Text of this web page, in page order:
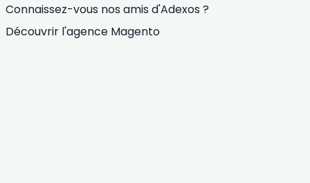
Connaissez-vous nos amis d'Adexos ?
Découvrir l'agence Magento